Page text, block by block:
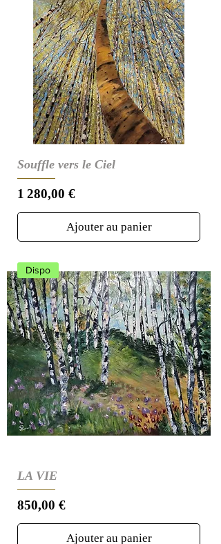
Souffle vers le Ciel
Prix
1 280,00 €
Ajouter au panier
Dispo
LA VIE
Prix
850,00 €
Ajouter au panier